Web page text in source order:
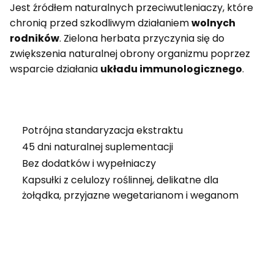
Jest źródłem naturalnych przeciwutleniaczy, które
chronią przed szkodliwym działaniemwolnych
rodników. Zielona herbata przyczynia się do
zwiększenia naturalnej obrony organizmu poprzez
wsparcie działania układu immunologicznego.
Potrójna standaryzacja ekstraktu
45 dni naturalnej suplementacji
Bez dodatków i wypełniaczy
Kapsułki z celulozy roślinnej, delikatne dla
żołądka, przyjazne wegetarianom i weganom